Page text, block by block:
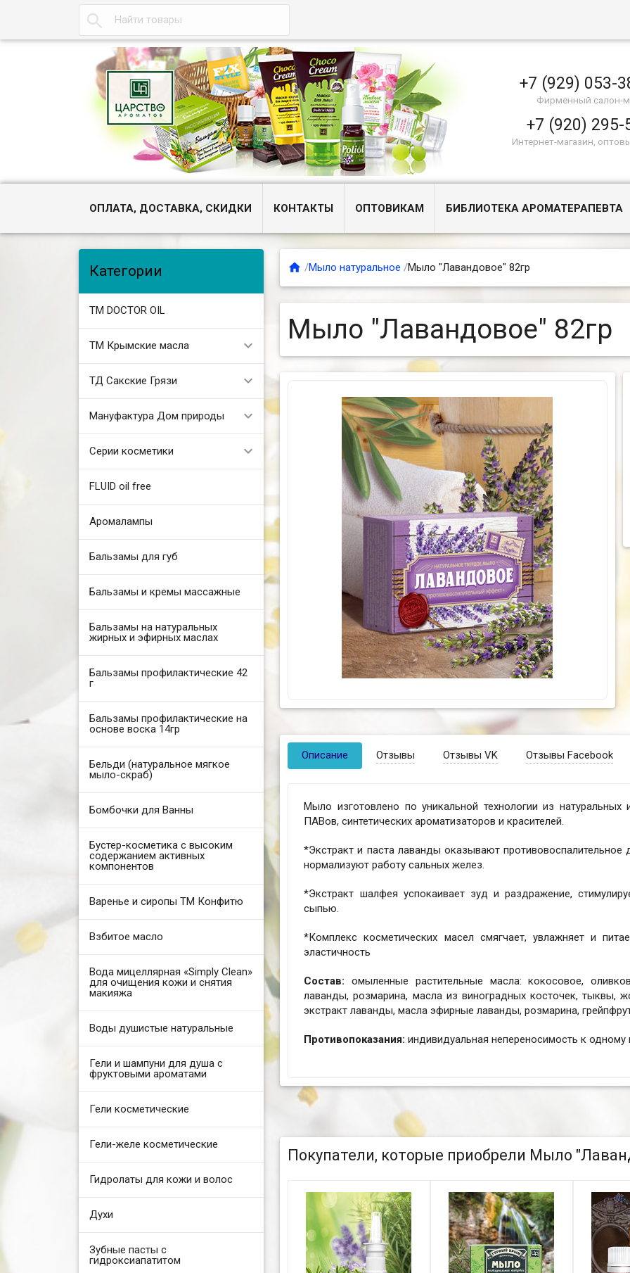

+7 (929) 053-
Фирменный салон-
+7 (920) 295-
Интернет-магазин,
ОПЛАТА, ДОСТАВКА, СКИДКИ КОНТАКТЫ ОПТОВИКАМ БИБЛИОТЕКА АРОМАТЕРАПЕВТА
Категории
ТМ DOCTOR OIL
ТМ Крымские масла
ТД Сакские Грязи
Мануфактура Дом природы
Серии косметики
FLUID oil free
Аромалампы
Бальзамы для губ
Бальзамы и кремы массажные
Бальзамы на натуральных
жирных и эфирных маслах
Бальзамы профилактические 42
г
Бальзамы профилактические на
основе воска 14гр
Бельди (натуральное мягкое
мыло-скраб)
Бомбочки для Ванны
Бустер-косметика с высоким
содержанием активных
компонентов
Варенье и сиропы ТМ Конфитю
Взбитое масло
Вода мицеллярная «Simply Clean»
для очищения кожи и снятия
макияжа
Воды душистые натуральные
Гели и шампуни для душа с
фруктовыми ароматами
Гели косметические
Гели-желе косметические
Гидролаты для кожи и волос
Духи
Зубные пасты с
гидроксиапатитом
 /Мыло натуральное /Мыло "Лавандовое" 82гр
Мыло "Лавандовое" 82гр
Описание Отзывы Отзывы VK Отзывы Facebook
Мыло изготовлено по уникальной технологии из натуральных
ПАВов, синтетических ароматизаторов и красителей.
*Экстракт и паста лаванды оказывают противовоспалительное
нормализуют работу сальных желез.
*Экстракт шалфея успокаивает зуд и раздражение,
сыпью.
*Комплекс косметических масел смягчает, увлажняет и
эластичность
Состав: омыленные растительные масла: кокосовое,
лаванды, розмарина, масла из виноградных косточек, тыквы,
экстракт лаванды, масла эфирные лаванды, розмарина,
Противопоказания: индивидуальная непереносимость к
Покупатели, которые приобрели Мыло